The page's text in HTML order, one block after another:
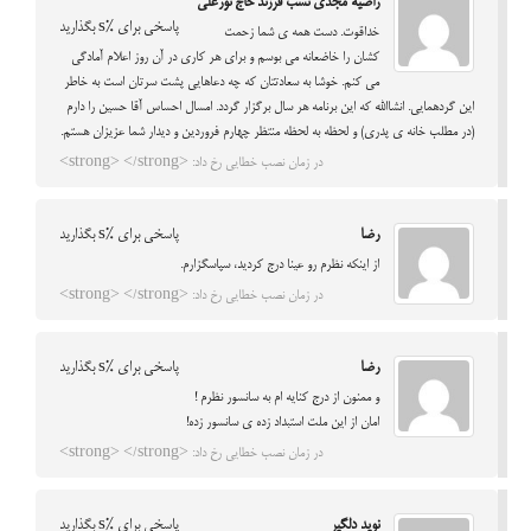
پاسخی برای %s بگذارید
خداقوت. دست همه ی شما زحمت
کشان را خاضعانه می بوسم و برای هر کاری در آن روز اعلام آمادگی
می کنم. خوشا به سعادتتان که چه دعاهایی پشت سرتان است به خاطر
این گردهمایی. انشاالله که این برنامه هر سال برگزار گردد. امسال احساس آقا حسین را دارم
(در مطلب خانه ی پدری) و لحظه به لحظه منتظر چهارم فروردین و دیدار شما عزیزان هستم.
در زمان نصب خطایی رخ داد: <strong> </strong>
رضا پاسخی برای %s بگذارید
از اینکه نظرم رو عینا درج کردید، سپاسگزارم.
در زمان نصب خطایی رخ داد: <strong> </strong>
رضا پاسخی برای %s بگذارید
و ممنون از درج کنایه ام به سانسور نظرم !
امان از این ملت استبداد زده ی سانسور زده!
در زمان نصب خطایی رخ داد: <strong> </strong>
نوید دلگیر پاسخی برای %s بگذارید